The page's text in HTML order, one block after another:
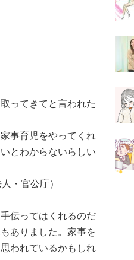
ってきてと言われた
事育児をやってくれ
とわからないらしい
・官公庁）
伝ってはくれるのだ
ありました。家事を
われているかもしれ